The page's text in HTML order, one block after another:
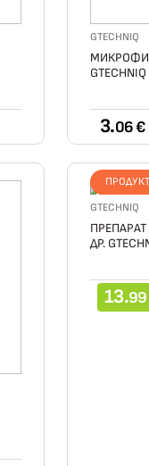
GTECHNIQ
3.06 €
GTECHNIQ
ДР.
13.99